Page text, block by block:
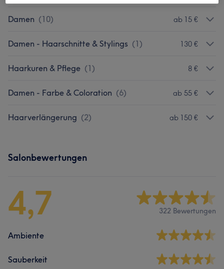
Damen (10) ab 15 €
Damen - Haarschnitte & Stylings (1) 130 €
Haarkuren & Pflege (1) 8 €
Damen - Farbe & Coloration (6) ab 55 €
Haarverlängerung (2) ab 150 €
Salonbewertungen
4,7 322 Bewertungen
Ambiente
Sauberkeit